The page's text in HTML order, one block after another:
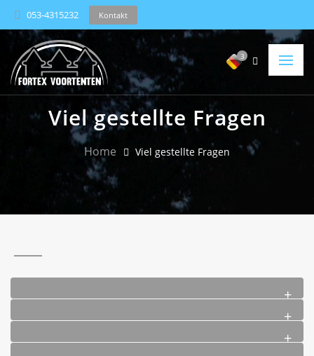
053-4315232 Kontakt
3
Viel gestellte Fragen
Home Viel gestellte Fragen